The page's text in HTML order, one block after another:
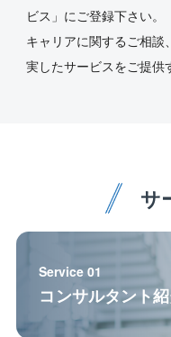
ビス」にご登録下さい。
キャリアに関するご相
実したサービスをご提供
サ
Service 01
コンサルタント